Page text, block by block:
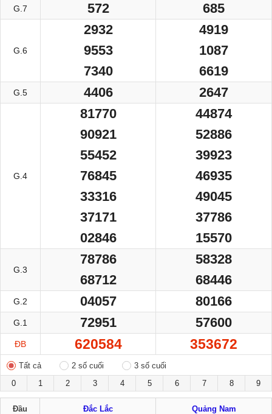
G.7 572 685
G.6
2932
9553
7340
4919
1087
6619
G.5 4406 2647
G.4
81770
90921
55452
76845
33316
37171
02846
44874
52886
39923
46935
49045
37786
15570
G.3
78786
68712
58328
68446
G.2 04057 80166
G.1 72951 57600
ĐB 620584 353672
Tất cả 2 số cuối
3 số cuối
0
1 2 3 4 5 6 7 8 9
Đầu Đắc Lắc Quảng Nam